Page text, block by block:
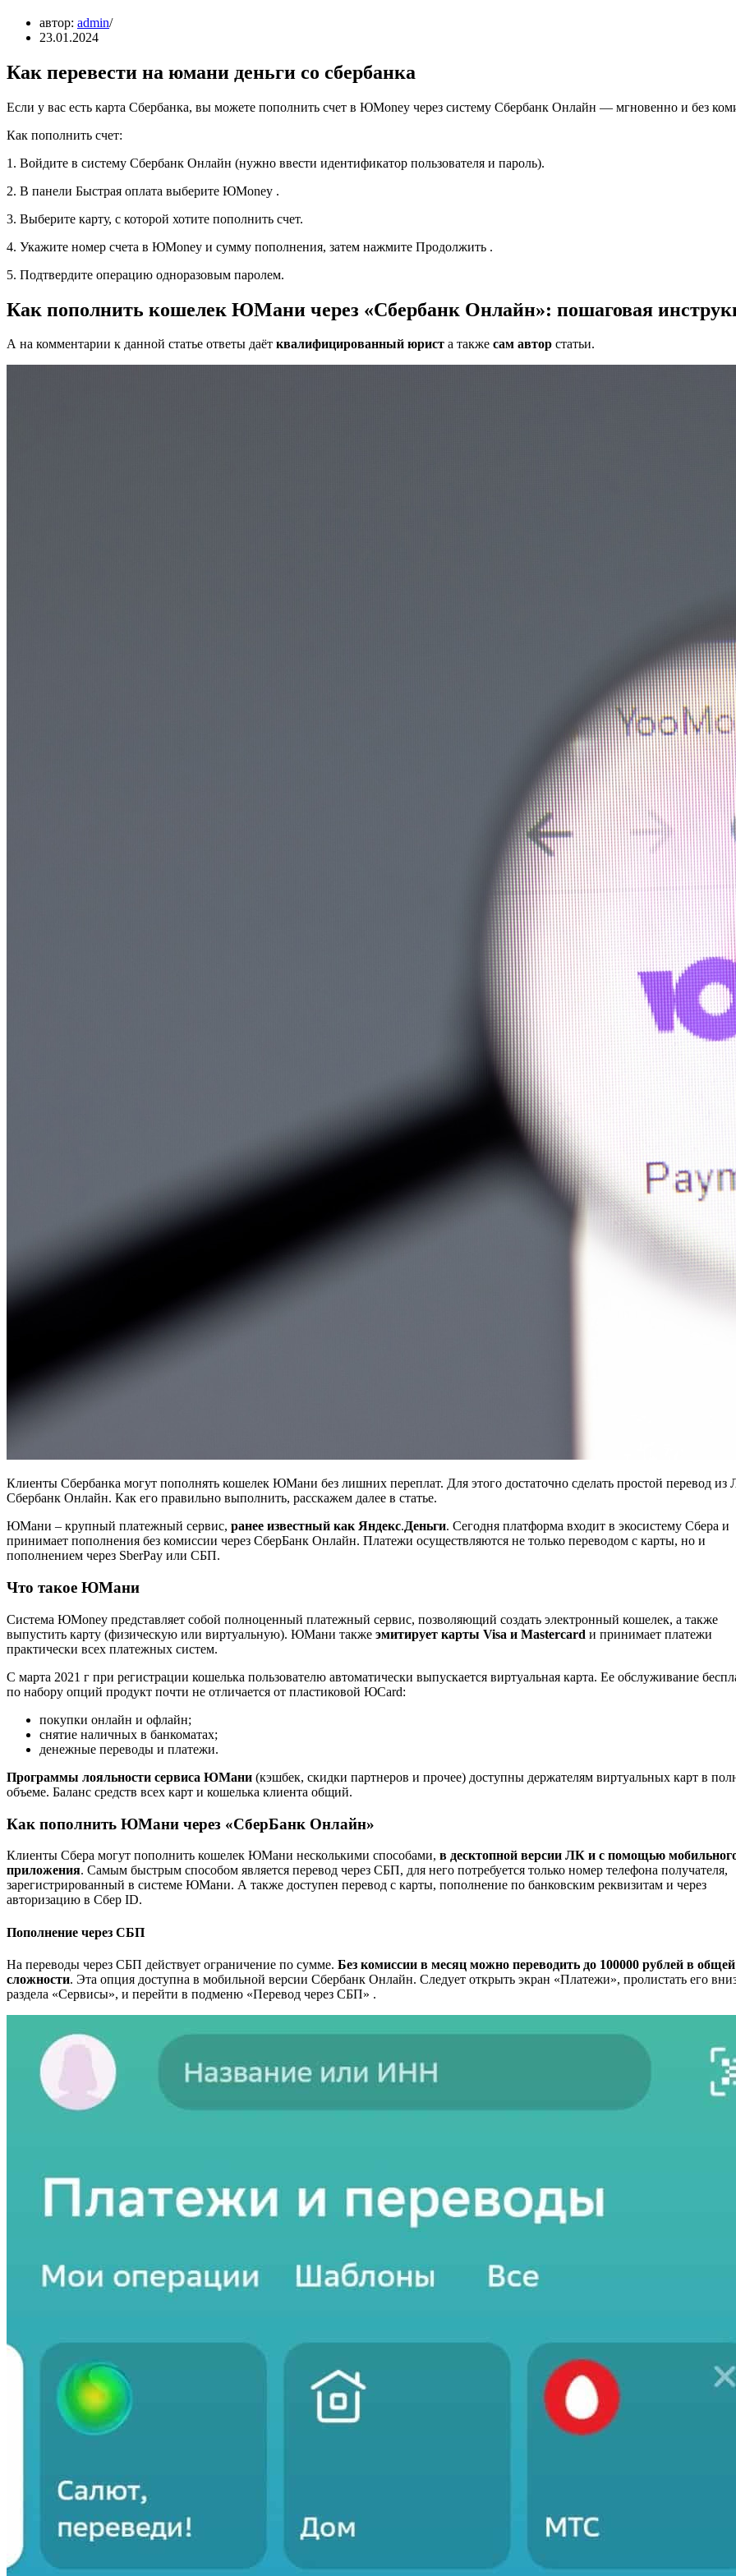
автор: admin
23.01.2024
Как перевести на юмани деньги со сбербанка
Если у вас есть карта Сбербанка, вы можете пополнить счет в ЮMoney через систему Сбербанк Онлайн — мгновенно и без
Как пополнить счет:
1. Войдите в систему Сбербанк Онлайн (нужно ввести идентификатор пользователя и пароль).
2. В панели Быстрая оплата выберите ЮMoney .
3. Выберите карту, с которой хотите пополнить счет.
4. Укажите номер счета в ЮMoney и сумму пополнения, затем нажмите Продолжить .
5. Подтвердите операцию одноразовым паролем.
Как пополнить кошелек ЮМани через «Сбербанк Онлайн»: пошаговая
А на комментарии к данной статье ответы даёт квалифицированный юрист а также сам автор статьи.
Клиенты Сбербанка могут пополнять кошелек ЮМани без лишних переплат. Для этого достаточно сделать простой перевод из
Сбербанк Онлайн. Как его правильно выполнить, расскажем далее в статье.
ЮМани – крупный платежный сервис, ранее известный как Яндекс.Деньги. Сегодня платформа входит в экосистему Сбера и
принимает пополнения без комиссии через СберБанк Онлайн. Платежи осуществляются не только переводом с карты, но и
пополнением через SberPay или СБП.
Что такое ЮМани
Система ЮMoney представляет собой полноценный платежный сервис, позволяющий создать электронный кошелек, а также
выпустить карту (физическую или виртуальную). ЮМани также эмитирует карты Visa и Mastercard и принимает платежи
практически всех платежных систем.
С марта 2021 г при регистрации кошелька пользователю автоматически выпускается виртуальная карта. Ее обслуживание
по набору опций продукт почти не отличается от пластиковой ЮCard:
покупки онлайн и офлайн;
снятие наличных в банкоматах;
денежные переводы и платежи.
Программы лояльности сервиса ЮМани (кэшбек, скидки партнеров и прочее) доступны держателям виртуальных карт в
объеме. Баланс средств всех карт и кошелька клиента общий.
Как пополнить ЮМани через «СберБанк Онлайн»
Клиенты Сбера могут пополнить кошелек ЮМани несколькими способами, в десктопной версии ЛК и с помощью
приложения. Самым быстрым способом является перевод через СБП, для него потребуется только номер телефона получателя,
зарегистрированный в системе ЮМани. А также доступен перевод с карты, пополнение по банковским реквизитам и через
авторизацию в Сбер ID.
Пополнение через СБП
На переводы через СБП действует ограничение по сумме. Без комиссии в месяц можно переводить до 100000 рублей в общей
сложности. Эта опция доступна в мобильной версии Сбербанк Онлайн. Следует открыть экран «Платежи», пролистать его
раздела «Сервисы», и перейти в подменю «Перевод через СБП» .